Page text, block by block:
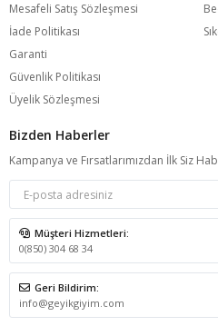
Mesafeli Satış Sözleşmesi
İade Politikası
Garanti
Güvenlik Politikası
Üyelik Sözleşmesi
Bizden Haberler
Kampanya ve Fırsatlarımızdan İlk Siz
Müşteri Hizmetleri:
0(850) 304 68 34
Geri Bildirim:
info@geyikgiyim.com